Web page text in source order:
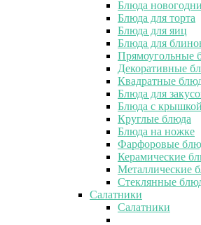
Блюда
Блюда для торта
Блюда для яиц
Блюда для
Прямоугольные
Декоративные
Квадратные
Блюда для
Блюда с крышкой
Круглые блюда
Блюда на ножке
Фарфоровые
Керамические
Металлические
Стеклянные
Салатники
Салатники